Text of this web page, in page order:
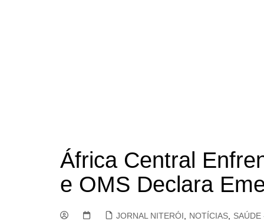
África Central
e OMS Declara
JORNAL NITERÓI NOTÍCIAS